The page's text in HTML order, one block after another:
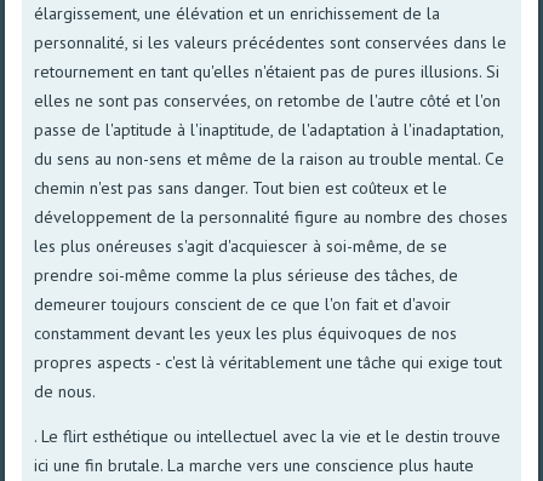
élargissement, une élévation et un enrichissement de la
personnalité, si les valeurs précédentes sont conservées dans le
retournement en tant qu'elles n'étaient pas de pures illusions. Si
elles ne sont pas conservées, on retombe de l'autre côté et l'on
passe de l'aptitude à l'inaptitude, de l'adaptation à l'inadaptation,
du sens au non-sens et même de la raison au trouble mental. Ce
chemin n'est pas sans danger. Tout bien est coûteux et le
développement de la personnalité figure au nombre des choses
les plus onéreuses s'agit d'acquiescer à soi-même, de se
prendre soi-même comme la plus sérieuse des tâches, de
demeurer toujours conscient de ce que l'on fait et d'avoir
constamment devant les yeux les plus équivoques de nos
propres aspects - c'est là véritablement une tâche qui exige tout
de nous.
. Le flirt esthétique ou intellectuel avec la vie et le destin trouve
ici une fin brutale. La marche vers une conscience plus haute